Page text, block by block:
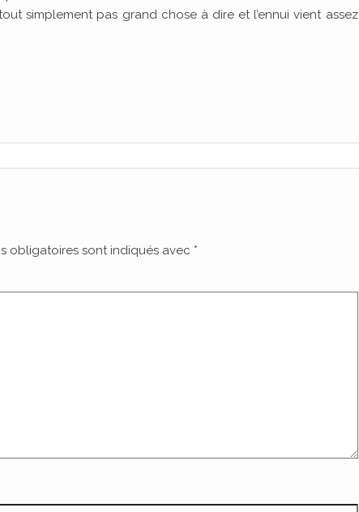
simplement pas grand chose à dire et l’ennui vient assez
obligatoires sont indiqués avec *